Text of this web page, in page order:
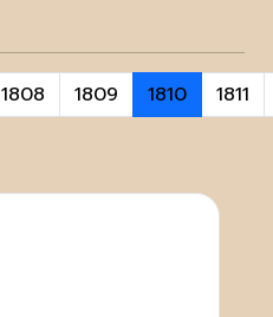
1808 1809 1810 1811